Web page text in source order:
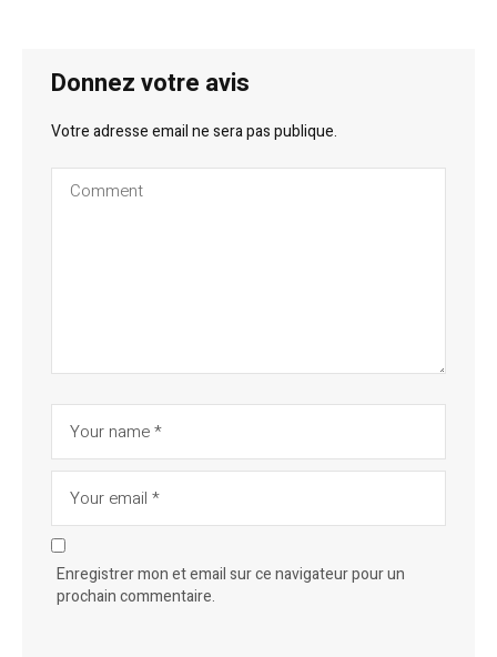
Donnez votre avis
Votre adresse email ne sera pas publique.
Enregistrer mon et email sur ce navigateur pour un
prochain commentaire.